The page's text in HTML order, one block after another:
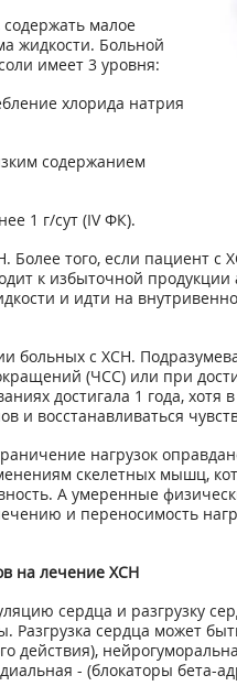
малое
жидкости. Больной
имеет 3 уровня:
хлорида натрия
содержанием
1 г/сут (IV ФК).
того, если пациент с
к избыточной продукции
и идти на
с ХСН.
(ЧСС) или при
достигала 1 года,
восстанавливаться
нагрузок
скелетных мышц,
А умеренные
и переносимость
на лечение ХСН
сердца и разгрузку
сердца может
действия),
- (блокаторы бета-